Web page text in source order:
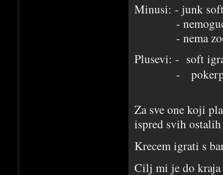
Minusi: - junk
-
- nema
Plusevi: - soft
- pokerpro
Za sve one koji
ispred svih
Krecem igrati s
Cilj mi je do